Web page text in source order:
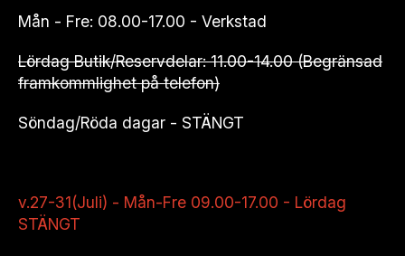
Mån - Fre: 08.00-17.00 - Verkstad
Lördag Butik/Reservdelar: 11.00-14.00 (Begränsad
framkommlighet på telefon)
Söndag/Röda dagar - STÄNGT
v.27-31(Juli) - Mån-Fre 09.00-17.00 - Lördag
STÄNGT